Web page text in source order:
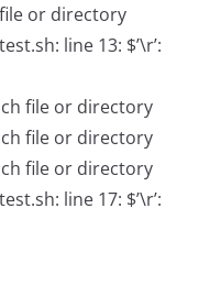
or directory
line 13: $’\r’:
file or directory
file or directory
file or directory
line 17: $’\r’: